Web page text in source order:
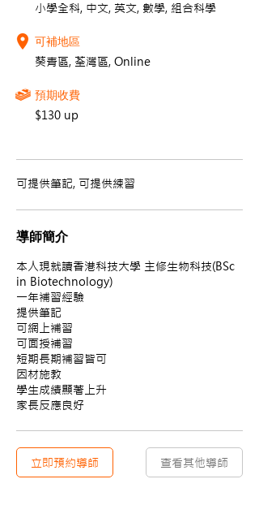
小學全科, 中文, 英文, 數學, 組合科學
可補地區
葵青區, 荃灣區, Online
預期收費
$130 up
可提供筆記, 可提供練習
導師簡介
本人現就讀香港科技大學 主修生物科技(BSc
in Biotechnology)
一年補習經驗
提供筆記
可網上補習
可面授補習
短期長期補習皆可
因材施教
學生成績顯著上升
家長反應良好
立即預約導師 查看其他導師